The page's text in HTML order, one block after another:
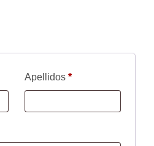
Apellidos*